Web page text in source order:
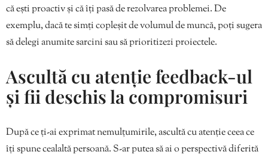
că ești proactiv și că îți pasă de rezolvarea problemei. De
exemplu, dacă te simți copleșit de volumul de muncă, poți sugera
să delegi anumite sarcini sau să prioritizezi proiectele.
Ascultă cu atenție feedback-ul
și fii deschis la compromisuri
După ce ți-ai exprimat nemulțumirile, ascultă cu atenție ceea ce
îți spune cealaltă persoană. S-ar putea să ai o perspectivă diferită